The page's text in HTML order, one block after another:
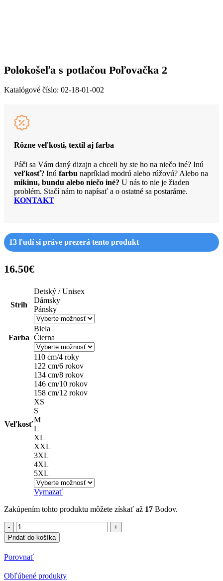
Polokošeľa s potlačou Poľovačka 2
Katalógové číslo: 02-18-01-002
Rôzne veľkosti, textil aj farba
Páči sa Vám daný dizajn a chceli by ste ho na niečo iné? Inú
veľkosť? Inú farbu napríklad modrú alebo rúžovú? Alebo na
mikinu, bundu alebo niečo iné? U nás to nie je žiaden
problém. Stačí nám to napísať a o ostatné sa postaráme.
KONTAKT
13 ľudí si práve prezerá tento produkt
16.50€
Strih
Detský / Unisex
Dámsky
Pánsky
Farba
Biela
Čierna
Veľkosť
110 cm/4 roky
122 cm/6 rokov
134 cm/8 rokov
146 cm/10 rokov
158 cm/12 rokov
XS
S
M
L
XL
XXL
3XL
4XL
5XL
Vymazať
Zakúpením tohto produktu môžete získať až 17 Bodov.
množstvo
Polokošeľa
s
potlačou
Poľovačka
2
Pridať do košíka
Porovnať
Obľúbené produkty